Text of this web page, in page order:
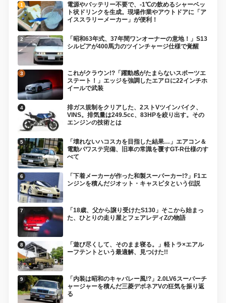
電源やバッテリー不要で、-1℃の飲めるシャーベッ
ト状ドリンクを生成。現場作業やアウトドアに「ア
イススラリーメーカー」が便利！
「昭和63年式、37年間ワンオーナーの意地！」S13
シルビアが400馬力のツインチャージ仕様で覚醒
これがクラウン!?「躍動感がたまらないスポーツエ
ステート！」エッジを強調したエアロに22インチホ
イールで武装
排ガス規制をクリアした、2ストVツインバイク、
VINS。排気量は249.5cc、83HPを絞り出す。その
エンジンの技術とは
「壊れないハコスカを目指した結果…」エアコン＆
電動パワステ完備、旧車の常識を覆すGT-R仕様のす
べて
「下着メーカーが作った和製スーパーカー!?」F1エ
ンジンを積んだジオット・キャスピタという伝説
「18歳、父から譲り受けたS130」そこから始まっ
た、ひとりの走り屋とフェアレディZの物語
「遊び尽くして、そのまま寝る。」軽トラ×エアル
ーフテントという最適解、見つけた!!
「内装は昭和のキャバレー風!?」2.0LV6スーパーチ
ャージャーを積んだ三菱デボネアVの狂気を振り返
る